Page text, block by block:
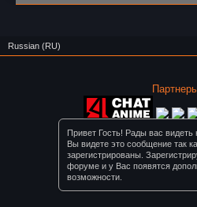
Привет Гость! Рады вас
Вы видете это сообщение так
зарегистрированы.
форуме и у Вас появятся
возможности.
Russian (RU)
Форум